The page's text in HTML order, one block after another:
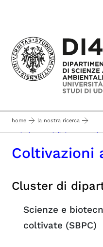
home la nostra ricerca
sezioni e gruppi di ricerca -
Coltivazioni
Cluster di
Scienze e
coltivate (SBPC)